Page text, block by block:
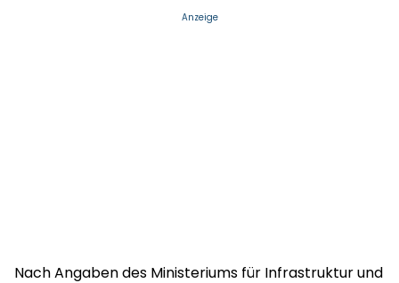
Anzeige
Nach Angaben des Ministeriums für Infrastruktur und